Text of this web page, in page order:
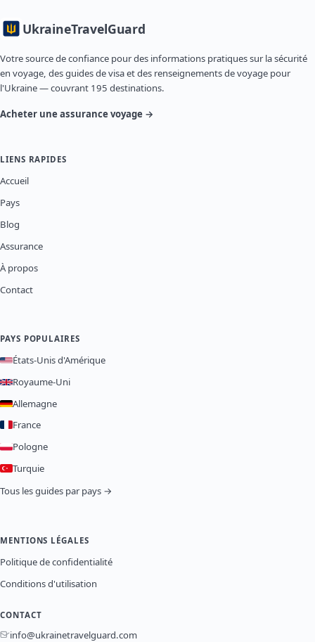
UkraineTravelGuard
Votre source de confiance pour des informations pratiques sur la sécurité
en voyage, des guides de visa et des renseignements de voyage pour
l'Ukraine — couvrant 195 destinations.
Acheter une assurance voyage →
LIENS RAPIDES
Accueil
Pays
Blog
Assurance
À propos
Contact
PAYS POPULAIRES
États-Unis d'Amérique
Royaume-Uni
Allemagne
France
Pologne
Turquie
Tous les guides par pays →
MENTIONS LÉGALES
Politique de confidentialité
Conditions d'utilisation
CONTACT
info@ukrainetravelguard.com